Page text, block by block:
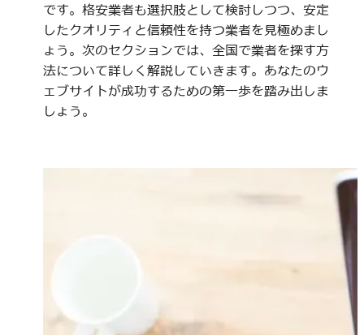
です。格安業者も選択肢として検討しつつ、安定
したクオリティと信頼性を持つ業者を見極めまし
ょう。次のセクションでは、全国で業者を探す方
法について詳しく解説していきます。あなたのウ
ェブサイトが成功するための第一歩を踏み出しま
しょう。